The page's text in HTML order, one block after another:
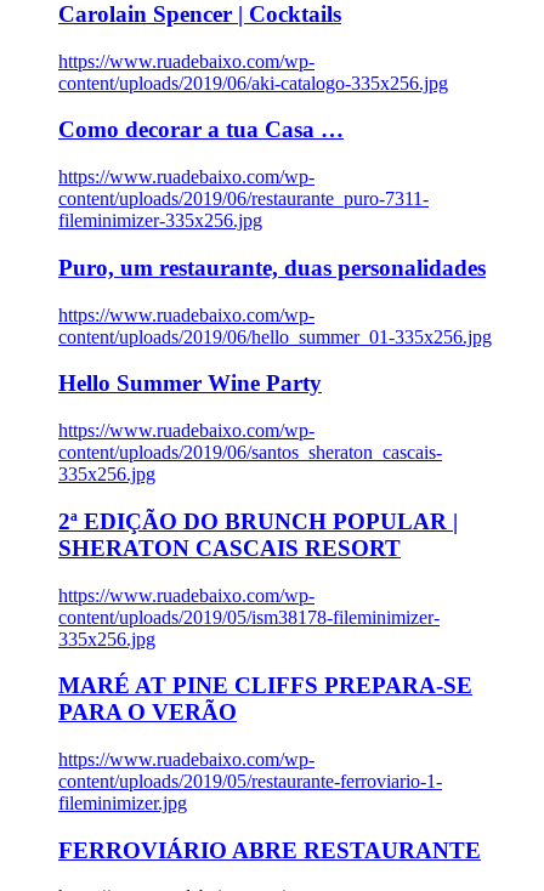
Carolain Spencer | Cocktails
https://www.ruadebaixo.com/wp-
content/uploads/2019/06/aki-catalogo-335x256.jpg
Como decorar a tua Casa …
https://www.ruadebaixo.com/wp-
content/uploads/2019/06/restaurante_puro-7311-
fileminimizer-335x256.jpg
Puro, um restaurante, duas personalidades
https://www.ruadebaixo.com/wp-
content/uploads/2019/06/hello_summer_01-335x256.jpg
Hello Summer Wine Party
https://www.ruadebaixo.com/wp-
content/uploads/2019/06/santos_sheraton_cascais-
335x256.jpg
2ª EDIÇÃO DO BRUNCH POPULAR |
SHERATON CASCAIS RESORT
https://www.ruadebaixo.com/wp-
content/uploads/2019/05/ism38178-fileminimizer-
335x256.jpg
MARÉ AT PINE CLIFFS PREPARA-SE
PARA O VERÃO
https://www.ruadebaixo.com/wp-
content/uploads/2019/05/restaurante-ferroviario-1-
fileminimizer.jpg
FERROVIÁRIO ABRE RESTAURANTE